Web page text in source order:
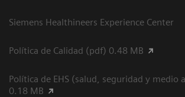
Siemens Healthineers Experience Center
Política de Calidad (pdf) 0.48 MB
Política de EHS (salud, seguridad y medio
0.18 MB